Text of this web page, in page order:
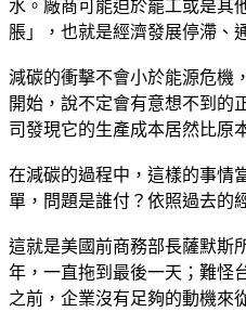
水。廠商可能迫於罷工或是其
脹」，也就是經濟發展停滯、
減碳的衝擊不會小於能源危機
開始，說不定會有意想不到的
司發現它的生產成本居然比原
在減碳的過程中，這樣的事情
單，問題是誰付？依照過去的
這就是美國前商務部長薩默斯
年，一直拖到最後一天；難怪
之前，企業沒有足夠的動機來